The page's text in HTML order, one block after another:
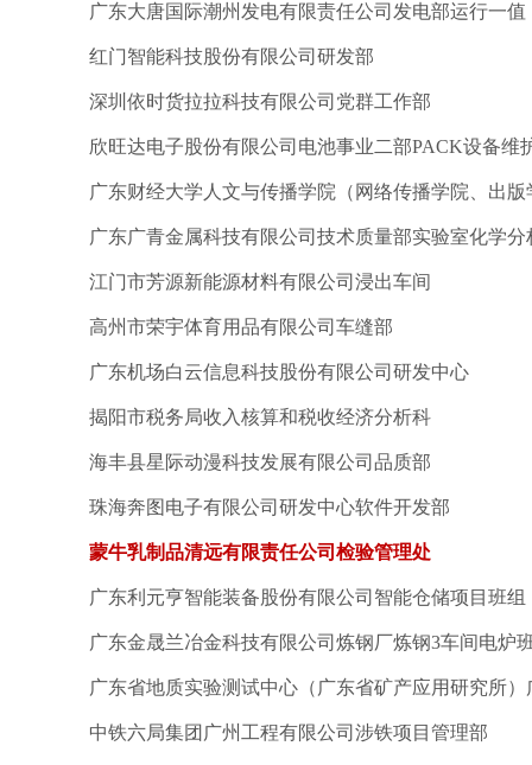
广东大唐国际潮州发电有限责任公司发电部运行一值
红门智能科技股份有限公司研发部
深圳依时货拉拉科技有限公司党群工作部
欣旺达电子股份有限公司电池事业二部PACK设备维
广东财经大学人文与传播学院（网络传播学院、出版
广东广青金属科技有限公司技术质量部实验室化学分
江门市芳源新能源材料有限公司浸出车间
高州市荣宇体育用品有限公司车缝部
广东机场白云信息科技股份有限公司研发中心
揭阳市税务局收入核算和税收经济分析科
海丰县星际动漫科技发展有限公司品质部
珠海奔图电子有限公司研发中心软件开发部
蒙牛乳制品清远有限责任公司检验管理处
广东利元亨智能装备股份有限公司智能仓储项目班组
广东金晟兰冶金科技有限公司炼钢厂炼钢3车间电炉
广东省地质实验测试中心（广东省矿产应用研究所
中铁六局集团广州工程有限公司涉铁项目管理部